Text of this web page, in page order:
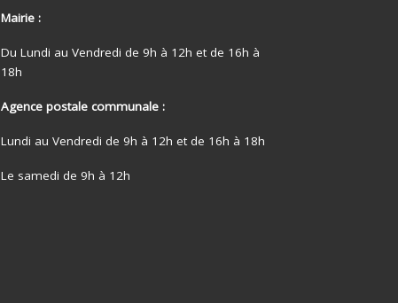
Mairie :
Du Lundi au Vendredi de 9h à 12h et de 16h à
18h
Agence postale communale :
Lundi au Vendredi de 9h à 12h et de 16h à 18h
Le samedi de 9h à 12h